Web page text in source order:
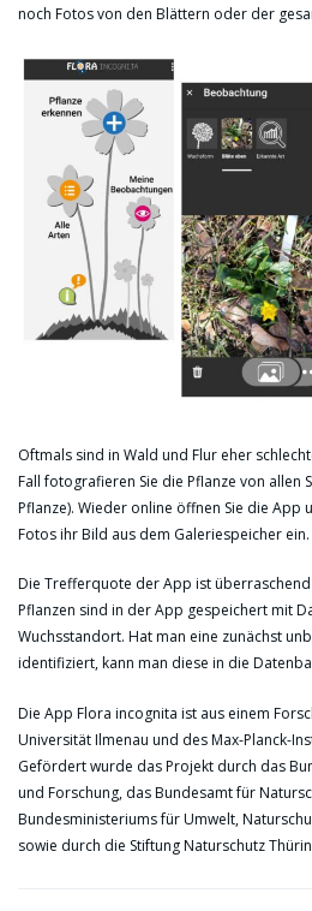
noch Fotos von den Blättern oder der
Oftmals sind in Wald und Flur eher
Fall fotografieren Sie die Pflanze von allen
Pflanze). Wieder online öffnen Sie die App
Fotos ihr Bild aus dem Galeriespeicher ein.
Die Trefferquote der App ist
Pflanzen sind in der App gespeichert mit
Wuchsstandort. Hat man eine zunächst
identifiziert, kann man diese in die
Die App Flora incognita ist aus einem
Universität Ilmenau und des Max-Planck-
Gefördert wurde das Projekt durch das
und Forschung, das Bundesamt für
Bundesministeriums für Umwelt,
sowie durch die Stiftung Naturschutz